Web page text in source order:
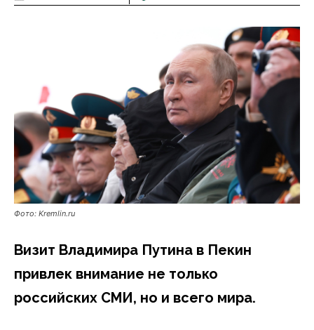
Фото: Kremlin.ru
Визит Владимира Путина в Пекин
привлек внимание не только
российских СМИ, но и всего мира.